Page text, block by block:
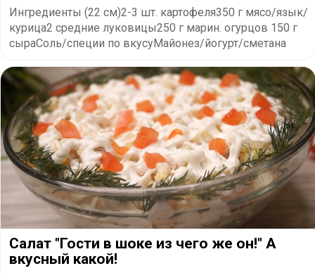
Ингредиенты (22 см)2-3 шт. картофеля350 г мясо/язык/
курица2 средние луковицы250 г марин. огурцов 150 г
сыраСоль/специи по вкусуМайонез/йогурт/сметана
Салат "Гости в шоке из чего же он!" А
вкусный какой!